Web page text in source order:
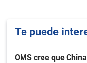
Te puede
OMS cree que